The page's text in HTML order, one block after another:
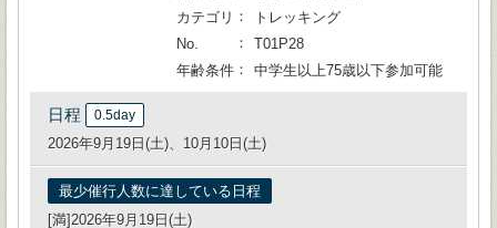
カテゴリ
トレッキング
No.
T01P28
年齢条件
中学生以上75歳以下参加可能
日程 0.5day
2026年9月19日(土)、10月10日(土)
最少催行人数に達している日程
[満]2026年9月19日(土)